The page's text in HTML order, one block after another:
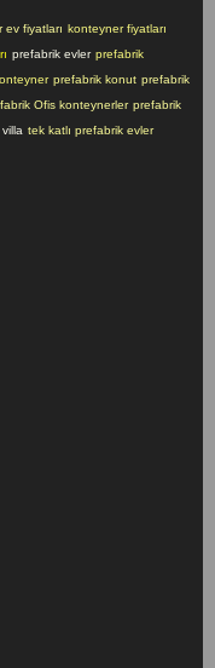
ev fiyatları konteyner fiyatları
prefabrik evler prefabrik
prefabrik konut prefabrik
Ofis konteynerler prefabrik
tek katlı prefabrik evler